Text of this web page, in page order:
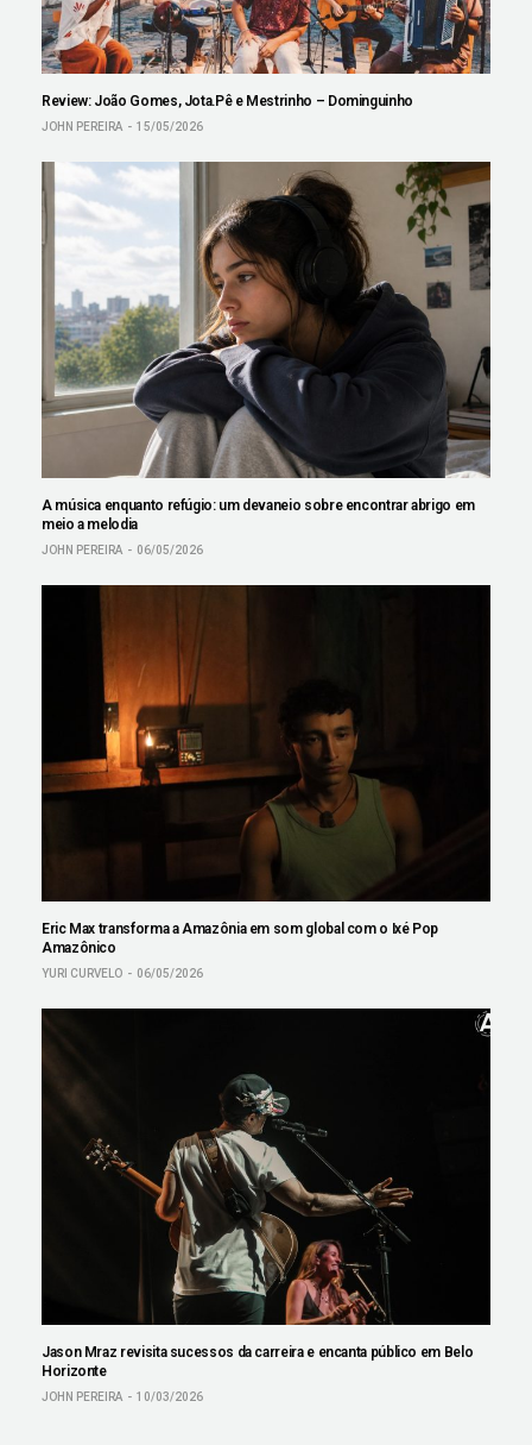
Review: João Gomes, Jota.Pê e Mestrinho – Dominguinho
JOHN PEREIRA 15/05/2026
A música enquanto refúgio: um devaneio sobre encontrar abrigo em
meio a melodia
JOHN PEREIRA 06/05/2026
Eric Max transforma a Amazônia em som global com o Ixé Pop
Amazônico
YURI CURVELO 06/05/2026
Jason Mraz revisita sucessos da carreira e encanta público em Belo
Horizonte
JOHN PEREIRA 10/03/2026